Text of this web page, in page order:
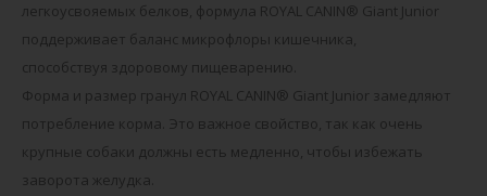
легкоусвояемых белков, формула ROYAL CANIN® Giant Junior
поддерживает баланс микрофлоры кишечника,
способствуя здоровому пищеварению.
Форма и размер гранул ROYAL CANIN® Giant Junior замедляют
потребление корма. Это важное свойство, так как очень
крупные собаки должны есть медленно, чтобы избежать
заворота желудка.